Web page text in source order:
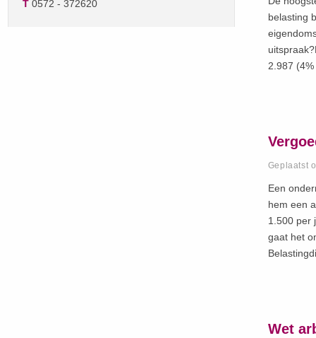
T0572 - 372620
belasting
2.987
Geplaatst
Een
hem een
1.500 per
gaat het
Wet